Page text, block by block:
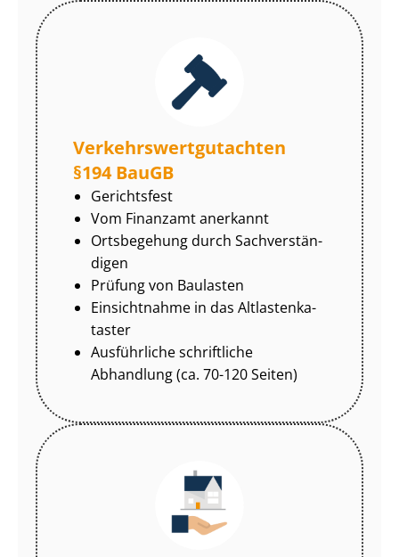
Ver­kehrs­wert­gut­ach­ten
§194 BauGB
Gerichtsfest
Vom Finanzamt anerkannt
Ortsbegehung durch Sach­ver­stän­
di­gen
Prüfung von Baulasten
Einsichtnahme in das Alt­las­ten­ka­
tas­ter
Ausführliche schriftliche
Abhandlung (ca. 70-120 Seiten)